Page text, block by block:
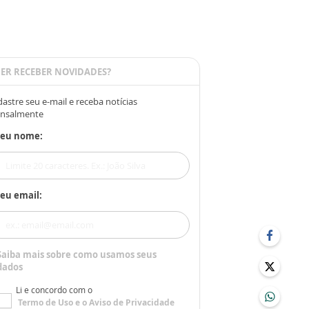
RECEBER NOVIDADES?
seu e-mail e receba notícias
nome:
email:
mais sobre como usamos seus
Li e concordo com o
Termo de Usoe oAviso de Privacidade